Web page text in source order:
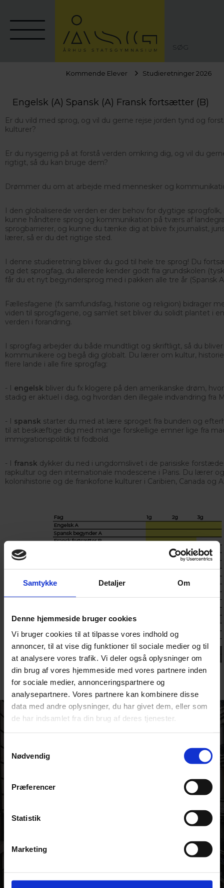
Samtykke Detaljer Om
Denne hjemmeside bruger cookies
Vi bruger cookies til at tilpasse vores indhold og
annoncer, til at vise dig funktioner til sociale medier og til
at analysere vores trafik. Vi deler også oplysninger om
din brug af vores hjemmeside med vores partnere inden
for sociale medier, annonceringspartnere og
analysepartnere. Vores partnere kan kombinere disse
data med andre oplysninger, du har givet dem, eller som
de har indsamlet fra din brug af deres tjenester.
Samtykkevalg
Nødvendig
Præferencer
Statistik
Marketing
SØG
Kommende Elever Studieretninger 2026
Engelsk (A) Spansk (A) Fransk fortsætter (B)
Er du vild med sprog, og vil du gerne rejse jorden tynd og
kulturer?
Er du nysgerrig på at forstå verden omkring dig, og vil du
rigtigt, så du kan bruge dem?
Drømmer du om at arbejde med mennesker og
I den globaliserede verden er der behov for dygtige sprogfolk,
kunne håndtere sprog og kommunikation på tværs af
sprogbarrierer, og kunne du tænke dig at blive fx journalist,
lærer, så er du det rigtige sted.
I denne studieretning bliver du god til hele tre sprog! Du
og det sprogfag, du allerede kender godt fra grundskolen
får du et nyt begyndersprog med i pakken alle tre år (Spansk A
Fællesfagene (fx samfundsfag, historie og religion) bidrager
viden til sprogfagene, og samlet set bliver du solidt plantet i
verden i forandring.
I sprogfag arbejder du både mundtligt og skriftligt, så du
kommunikere og begå dig globalt. Du lærer om kultur,
flere lande i alle fire sprogfag:
- I engelsk bliver du fx klogere på den amerikanske drøm,
stadig er aktuel i dag, og hvordan den illegale indvandring fra
- I spansk starter du med at lære sproget fra bunden og
til at beskæftige dig med mange forskellige emner lige fra
immigrationspolitik til fodbold.
- I fransk dykker du ned i ungdomslivet i de parisiske
rapkultur og den internationale modescene i Paris. Du lærer
kolonihistorie og de frankofone kulturer i Caribien, Canada og